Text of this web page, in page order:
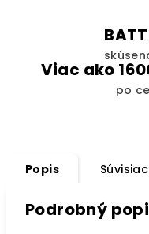
Viac ako
po
Popis
Podrobný